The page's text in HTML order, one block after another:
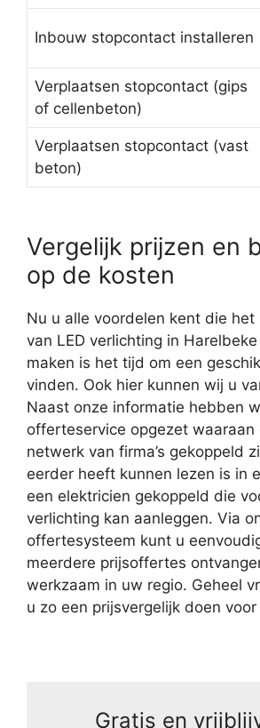
Inbouw stopcontact installeren
Verplaatsen stopcontact (gips
of cellenbeton)
Verplaatsen stopcontact (vast
beton)
Vergelijk prijzen en
op de kosten
Nu u alle voordelen kent die het
van LED verlichting in
maken is het tijd om een
vinden. Ook hier kunnen wij u
Naast onze informatie hebben
offerteservice opgezet waaraan
netwerk van firma’s gekoppeld
eerder heeft kunnen lezen is in
een elektricien gekoppeld die
verlichting kan aanleggen. Via
offertesysteem kunt u
meerdere prijsoffertes
werkzaam in uw regio. Geheel
u zo een prijsvergelijk doen
Gratis en